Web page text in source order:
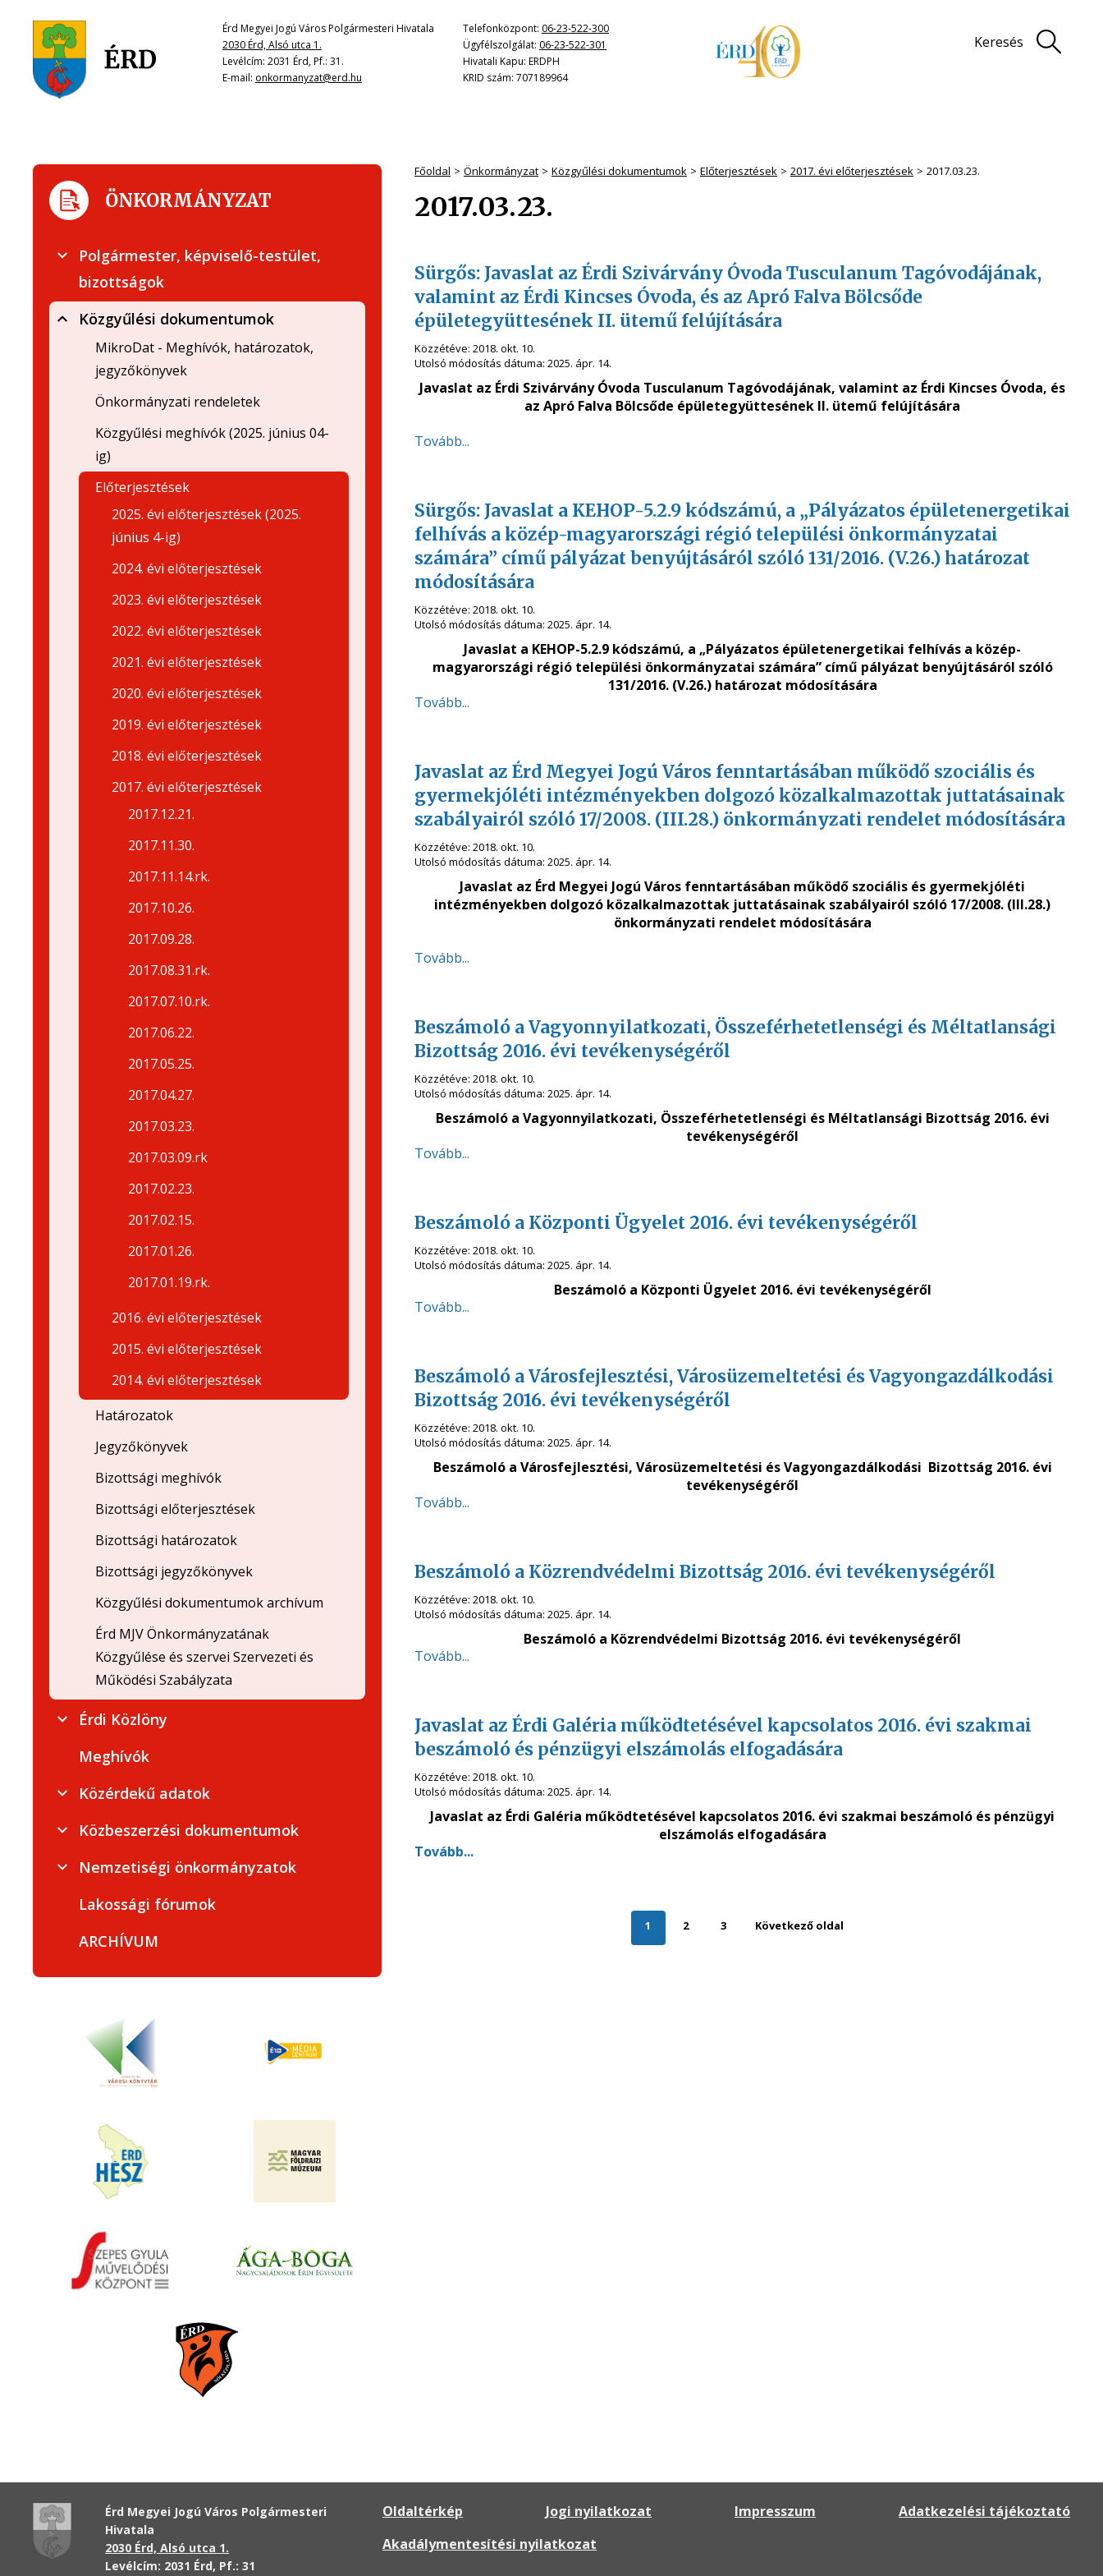
Érd Megyei Jogú Város Polgármesteri Hivatala
2030 Érd, Alsó utca 1.
Levélcím: 2031 Érd, Pf.: 31.
E-mail: onkormanyzat@erd.hu
Telefonközpont: 06-23-522-300
Ügyfélszolgálat: 06-23-522-301
Hivatali Kapu: ERDPH
KRID szám: 707189964
Keresés
Főoldal Önkormányzat Közgyűlési dokumentumok Előterjesztések 2017. évi előterjesztések 2017.03.23.
2017.03.23.
Sürgős: Javaslat az Érdi Szivárvány Óvoda Tusculanum Tagóvodájának,
valamint az Érdi Kincses Óvoda, és az Apró Falva Bölcsőde
épületegyüttesének II. ütemű felújítására
Közzétéve: 2018. okt. 10.
Utolsó módosítás dátuma: 2025. ápr. 14.
Javaslat az Érdi Szivárvány Óvoda Tusculanum Tagóvodájának, valamint az Érdi Kincses Óvoda, és
az Apró Falva Bölcsőde épületegyüttesének II. ütemű felújítására
Tovább...
Sürgős: Javaslat a KEHOP-5.2.9 kódszámú, a „Pályázatos épületenergetikai
felhívás a közép-magyarországi régió települési önkormányzatai
számára” című pályázat benyújtásáról szóló 131/2016. (V.26.) határozat
módosítására
Közzétéve: 2018. okt. 10.
Utolsó módosítás dátuma: 2025. ápr. 14.
Javaslat a KEHOP-5.2.9 kódszámú, a „Pályázatos épületenergetikai felhívás a közép-
magyarországi régió települési önkormányzatai számára” című pályázat benyújtásáról szóló
131/2016. (V.26.) határozat módosítására
Tovább...
Javaslat az Érd Megyei Jogú Város fenntartásában működő szociális és
gyermekjóléti intézményekben dolgozó közalkalmazottak juttatásainak
szabályairól szóló 17/2008. (III.28.) önkormányzati rendelet módosítására
Közzétéve: 2018. okt. 10.
Utolsó módosítás dátuma: 2025. ápr. 14.
Javaslat az Érd Megyei Jogú Város fenntartásában működő szociális és gyermekjóléti
intézményekben dolgozó közalkalmazottak juttatásainak szabályairól szóló 17/2008. (III.28.)
önkormányzati rendelet módosítására
Tovább...
Beszámoló a Vagyonnyilatkozati, Összeférhetetlenségi és Méltatlansági
Bizottság 2016. évi tevékenységéről
Közzétéve: 2018. okt. 10.
Utolsó módosítás dátuma: 2025. ápr. 14.
Beszámoló a Vagyonnyilatkozati, Összeférhetetlenségi és Méltatlansági Bizottság 2016. évi
tevékenységéről
Tovább...
Beszámoló a Központi Ügyelet 2016. évi tevékenységéről
Közzétéve: 2018. okt. 10.
Utolsó módosítás dátuma: 2025. ápr. 14.
Beszámoló a Központi Ügyelet 2016. évi tevékenységéről
Tovább...
Beszámoló a Városfejlesztési, Városüzemeltetési és Vagyongazdálkodási
Bizottság 2016. évi tevékenységéről
Közzétéve: 2018. okt. 10.
Utolsó módosítás dátuma: 2025. ápr. 14.
Beszámoló a Városfejlesztési, Városüzemeltetési és Vagyongazdálkodási Bizottság 2016. évi
tevékenységéről
Tovább...
Beszámoló a Közrendvédelmi Bizottság 2016. évi tevékenységéről
Közzétéve: 2018. okt. 10.
Utolsó módosítás dátuma: 2025. ápr. 14.
Beszámoló a Közrendvédelmi Bizottság 2016. évi tevékenységéről
Tovább...
Javaslat az Érdi Galéria működtetésével kapcsolatos 2016. évi szakmai
beszámoló és pénzügyi elszámolás elfogadására
Közzétéve: 2018. okt. 10.
Utolsó módosítás dátuma: 2025. ápr. 14.
Javaslat az Érdi Galéria működtetésével kapcsolatos 2016. évi szakmai beszámoló és pénzügyi
elszámolás elfogadására
Tovább...
1 2 3 Következő oldal
ÖNKORMÁNYZAT
Polgármester, képviselő-testület,
bizottságok
Közgyűlési dokumentumok
MikroDat - Meghívók, határozatok,
jegyzőkönyvek
Önkormányzati rendeletek
Közgyűlési meghívók (2025. június 04-
ig)
Előterjesztések
2025. évi előterjesztések (2025.
június 4-ig)
2024. évi előterjesztések
2023. évi előterjesztések
2022. évi előterjesztések
2021. évi előterjesztések
2020. évi előterjesztések
2019. évi előterjesztések
2018. évi előterjesztések
2017. évi előterjesztések
2017.12.21.
2017.11.30.
2017.11.14.rk.
2017.10.26.
2017.09.28.
2017.08.31.rk.
2017.07.10.rk.
2017.06.22.
2017.05.25.
2017.04.27.
2017.03.23.
2017.03.09.rk
2017.02.23.
2017.02.15.
2017.01.26.
2017.01.19.rk.
2016. évi előterjesztések
2015. évi előterjesztések
2014. évi előterjesztések
Határozatok
Jegyzőkönyvek
Bizottsági meghívók
Bizottsági előterjesztések
Bizottsági határozatok
Bizottsági jegyzőkönyvek
Közgyűlési dokumentumok archívum
Érd MJV Önkormányzatának
Közgyűlése és szervei Szervezeti és
Működési Szabályzata
Érdi Közlöny
Meghívók
Közérdekű adatok
Közbeszerzési dokumentumok
Nemzetiségi önkormányzatok
Lakossági fórumok
ARCHÍVUM
Érd Megyei Jogú Város Polgármesteri
Hivatala
2030 Érd, Alsó utca 1.
Levélcím: 2031 Érd, Pf.: 31
Oldaltérkép Jogi nyilatkozat Impresszum
Adatkezelési tájékoztató
Akadálymentesítési nyilatkozat